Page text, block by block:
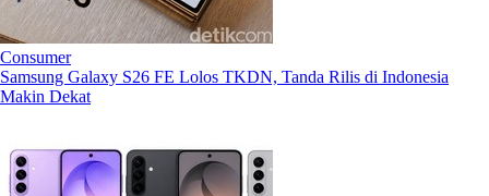
Consumer
Samsung Galaxy S26 FE Lolos TKDN, Tanda Rilis di Indonesia
Makin Dekat